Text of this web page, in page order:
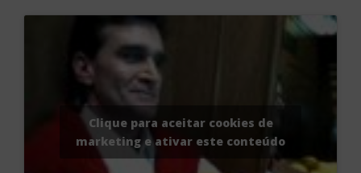
Clique para aceitar cookies de
marketing e ativar este conteúdo